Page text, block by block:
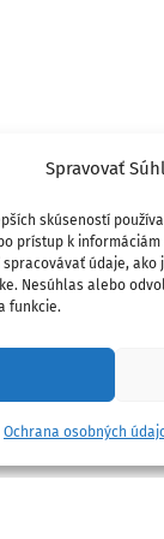
Spravovať
skúseností
prístup k informáciám
údaje,
Nesúhlas alebo
funkcie.
Ochrana osobných